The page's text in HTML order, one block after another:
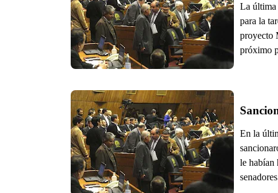
La última
para la
proyecto
próximo
En la
le habían